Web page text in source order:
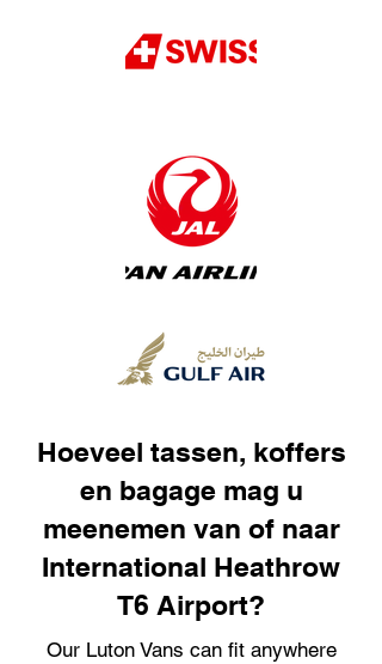
Hoeveel tassen, koffers
en bagage mag u
meenemen van of naar
International Heathrow
T6 Airport?
Our Luton Vans can fit anywhere